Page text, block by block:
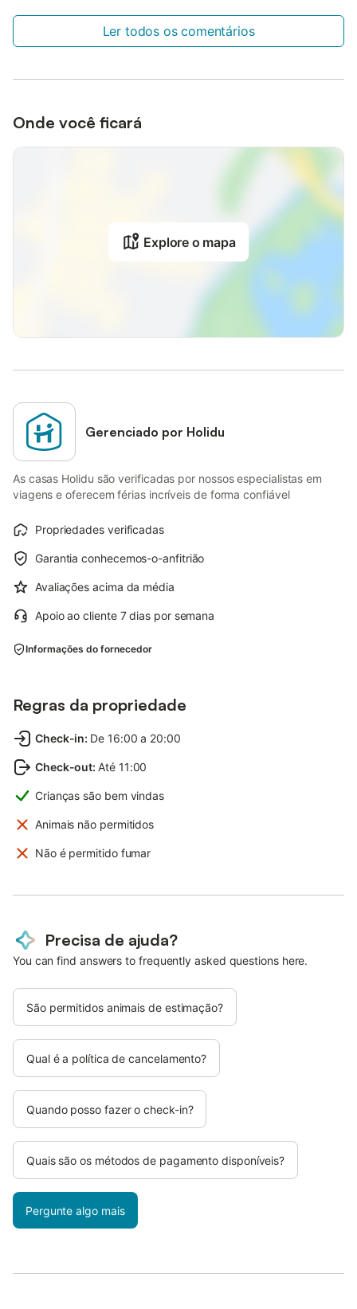
Ler todos os comentários
Onde você ficará
Explore o mapa
Gerenciado por Holidu
As casas Holidu são verificadas por nossos especialistas em
viagens e oferecem férias incríveis de forma confiável
Propriedades verificadas
Garantia conhecemos-o-anfitrião
Avaliações acima da média
Apoio ao cliente 7 dias por semana
Informações do fornecedor
Regras da propriedade
Check-in: De 16:00 a 20:00
Check-out: Até 11:00
Crianças são bem vindas
Animais não permitidos
Não é permitido fumar
Precisa de ajuda?
You can find answers to frequently asked questions here.
São permitidos animais de estimação?
Qual é a política de cancelamento?
Quando posso fazer o check-in?
Quais são os métodos de pagamento disponíveis?
Pergunte algo mais